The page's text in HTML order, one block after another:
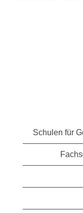
Schulen für